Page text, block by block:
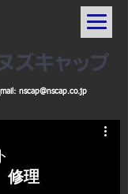
nscap@nscap.co.jp
修理